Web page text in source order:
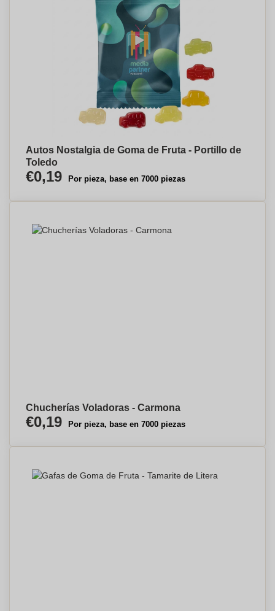
Autos Nostalgia de Goma de Fruta - Portillo de
Toledo
€0,19 Por pieza, base en 7000 piezas
Chucherías Voladoras - Carmona
€0,19 Por pieza, base en 7000 piezas